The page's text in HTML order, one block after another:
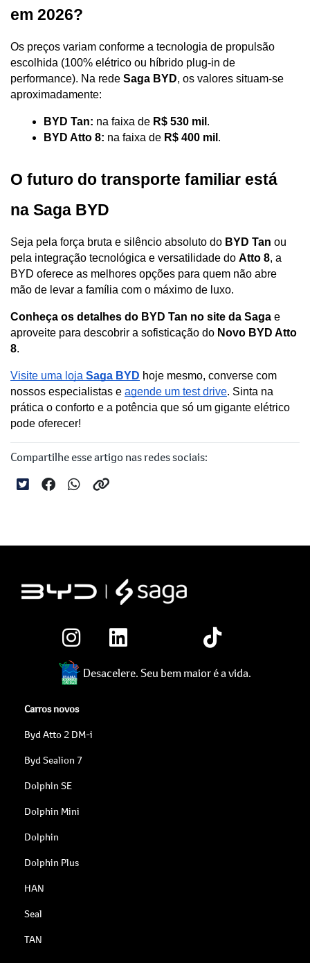
em 2026?
Os preços variam conforme a tecnologia de propulsão
escolhida (100% elétrico ou híbrido plug-in de
performance). Na rede Saga BYD, os valores situam-se
aproximadamente:
BYD Tan: na faixa de R$ 530 mil .
BYD Atto 8: na faixa de R$ 400 mil .
O futuro do transporte familiar está
na Saga BYD
Seja pela força bruta e silêncio absoluto do BYD Tan ou
pela integração tecnológica e versatilidade do Atto 8, a
BYD oferece as melhores opções para quem não abre
mão de levar a família com o máximo de luxo.
Conheça os detalhes do BYD Tan no site da Saga e
aproveite para descobrir a sofisticação do Novo BYD Atto
8.
Visite uma loja Saga BYD hoje mesmo, converse com
nossos especialistas e agende um test drive. Sinta na
prática o conforto e a potência que só um gigante elétrico
pode oferecer!
Compartilhe esse artigo nas redes sociais:
Desacelere. Seu bem maior é a vida.
Carros novos
Byd Atto 2 DM-i
Byd Sealion 7
Dolphin SE
Dolphin Mini
Dolphin
Dolphin Plus
HAN
Seal
TAN